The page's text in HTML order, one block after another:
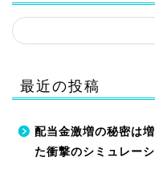
最近の投稿
配当金激増の秘密は
た衝撃のシミュレーシ